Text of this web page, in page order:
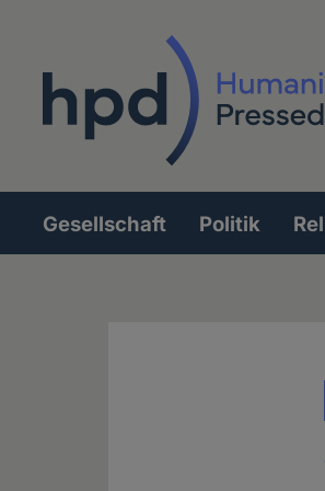
Hauptnavigation
Gesellschaft Politik